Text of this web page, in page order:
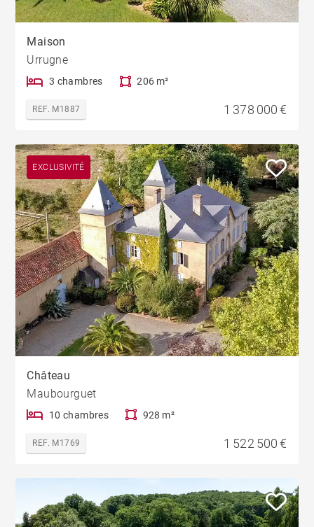
Maison
Urrugne
3 chambres 206 m²
REF. M1887 1 378 000 €
EXCLUSIVITÉ
Château
Maubourguet
10 chambres 928 m²
REF. M1769 1 522 500 €